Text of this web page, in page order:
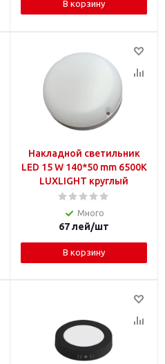
В корзину
Накладной светильник
LED 15 W 140*50 mm 6500K
LUXLIGHT круглый
Много
67лей/шт
В корзину